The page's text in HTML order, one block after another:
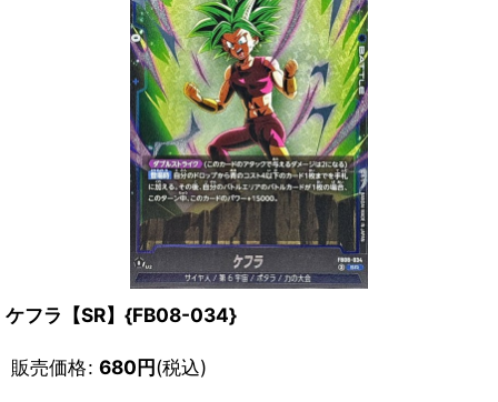
ケフラ【SR】{FB08-034}
販売価格: 680円(税込)